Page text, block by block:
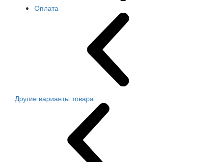
Оплата
Другие варианты товара